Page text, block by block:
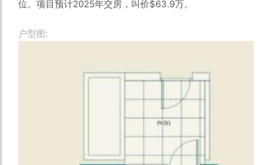
位。项目预计2025年交房，叫价$63.9万。
户型图: